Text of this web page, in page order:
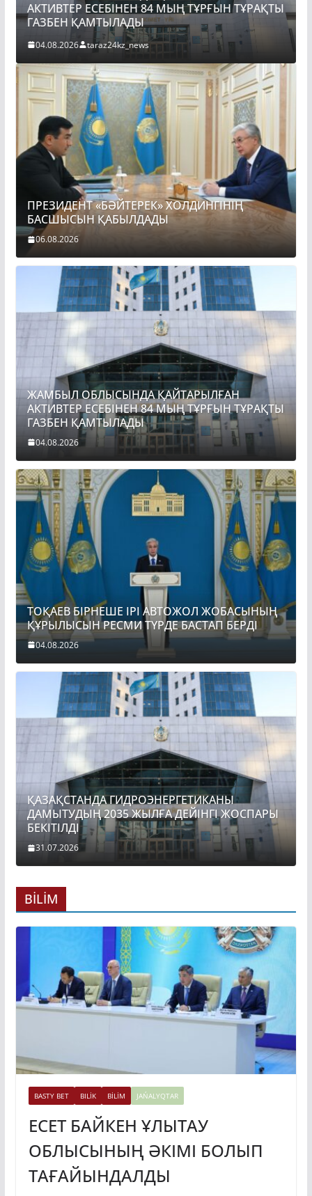
АКТИВТЕР ЕСЕБІНЕН 84 МЫҢ ТҰРҒЫН ТҰРАҚТЫ
ГАЗБЕН ҚАМТЫЛАДЫ
04.08.2026 taraz24kz_news
ПРЕЗИДЕНТ «БӘЙТЕРЕК» ХОЛДИНГІНІҢ
БАСШЫСЫН ҚАБЫЛДАДЫ
06.08.2026
ЖАМБЫЛ ОБЛЫСЫНДА ҚАЙТАРЫЛҒАН
АКТИВТЕР ЕСЕБІНЕН 84 МЫҢ ТҰРҒЫН ТҰРАҚТЫ
ГАЗБЕН ҚАМТЫЛАДЫ
04.08.2026
ТОҚАЕВ БІРНЕШЕ ІРІ АВТОЖОЛ ЖОБАСЫНЫҢ
ҚҰРЫЛЫСЫН РЕСМИ ТҮРДЕ БАСТАП БЕРДІ
04.08.2026
ҚАЗАҚСТАНДА ГИДРОЭНЕРГЕТИКАНЫ
ДАМЫТУДЫҢ 2035 ЖЫЛҒА ДЕЙІНГІ ЖОСПАРЫ
БЕКІТІЛДІ
31.07.2026
BİLİM
BASTY BET BILİK BİLİM JAŃALYQTAR
ЕСЕТ БАЙКЕН ҰЛЫТАУ
ОБЛЫСЫНЫҢ ӘКІМІ БОЛЫП
ТАҒАЙЫНДАЛДЫ